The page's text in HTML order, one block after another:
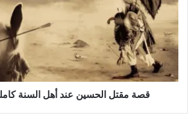
قصة مقتل الحسين عند أهل السنة